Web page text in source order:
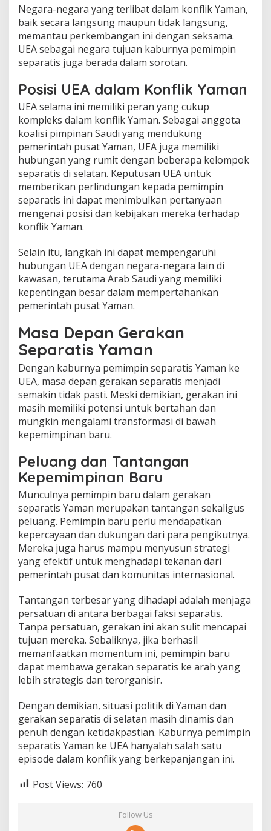
Negara-negara yang terlibat dalam konflik Yaman,
baik secara langsung maupun tidak langsung,
memantau perkembangan ini dengan seksama.
UEA sebagai negara tujuan kaburnya pemimpin
separatis juga berada dalam sorotan.
Posisi UEA dalam Konflik Yaman
UEA selama ini memiliki peran yang cukup
kompleks dalam konflik Yaman. Sebagai anggota
koalisi pimpinan Saudi yang mendukung
pemerintah pusat Yaman, UEA juga memiliki
hubungan yang rumit dengan beberapa kelompok
separatis di selatan. Keputusan UEA untuk
memberikan perlindungan kepada pemimpin
separatis ini dapat menimbulkan pertanyaan
mengenai posisi dan kebijakan mereka terhadap
konflik Yaman.
Selain itu, langkah ini dapat mempengaruhi
hubungan UEA dengan negara-negara lain di
kawasan, terutama Arab Saudi yang memiliki
kepentingan besar dalam mempertahankan
pemerintah pusat Yaman.
Masa Depan Gerakan
Separatis Yaman
Dengan kaburnya pemimpin separatis Yaman ke
UEA, masa depan gerakan separatis menjadi
semakin tidak pasti. Meski demikian, gerakan ini
masih memiliki potensi untuk bertahan dan
mungkin mengalami transformasi di bawah
kepemimpinan baru.
Peluang dan Tantangan
Kepemimpinan Baru
Munculnya pemimpin baru dalam gerakan
separatis Yaman merupakan tantangan sekaligus
peluang. Pemimpin baru perlu mendapatkan
kepercayaan dan dukungan dari para pengikutnya.
Mereka juga harus mampu menyusun strategi
yang efektif untuk menghadapi tekanan dari
pemerintah pusat dan komunitas internasional.
Tantangan terbesar yang dihadapi adalah menjaga
persatuan di antara berbagai faksi separatis.
Tanpa persatuan, gerakan ini akan sulit mencapai
tujuan mereka. Sebaliknya, jika berhasil
memanfaatkan momentum ini, pemimpin baru
dapat membawa gerakan separatis ke arah yang
lebih strategis dan terorganisir.
Dengan demikian, situasi politik di Yaman dan
gerakan separatis di selatan masih dinamis dan
penuh dengan ketidakpastian. Kaburnya pemimpin
separatis Yaman ke UEA hanyalah salah satu
episode dalam konflik yang berkepanjangan ini.
Post Views: 760
Follow Us